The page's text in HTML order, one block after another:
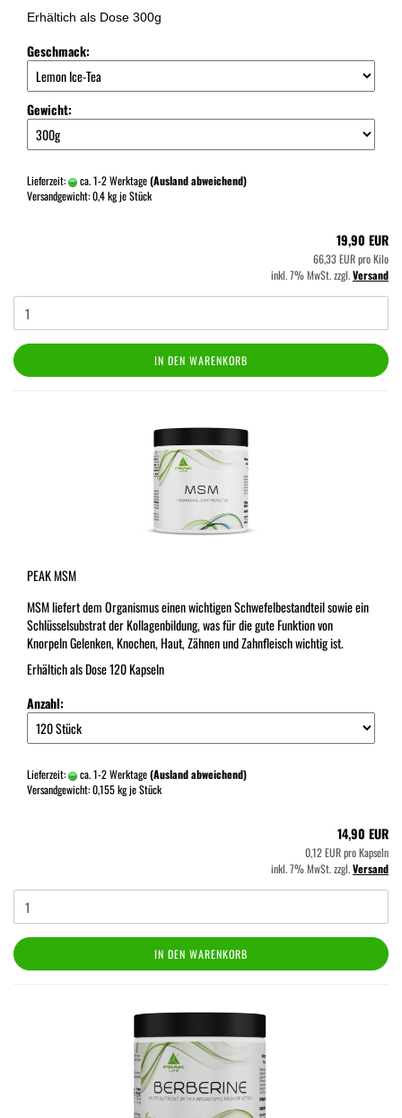
Erhältich als Dose 300g
Geschmack:
Gewicht:
Lieferzeit: ca. 1-2 Werktage(Ausland abweichend)
Versandgewicht:0,4kg je Stück
19,90 EUR
66,33 EUR pro Kilo
inkl. 7% MwSt. zzgl.Versand
IN DEN WARENKORB
PEAK MSM
MSM liefert dem Organismus einen wichtigen Schwefelbestandteil sowie ein
Schlüsselsubstrat der Kollagenbildung, was für die gute Funktion von
Knorpeln Gelenken, Knochen, Haut, Zähnen und Zahnfleisch wichtig ist.
Erhältich als Dose 120 Kapseln
Anzahl:
Lieferzeit: ca. 1-2 Werktage(Ausland abweichend)
Versandgewicht:0,155kg je Stück
14,90 EUR
0,12 EUR pro Kapseln
inkl. 7% MwSt. zzgl.Versand
IN DEN WARENKORB